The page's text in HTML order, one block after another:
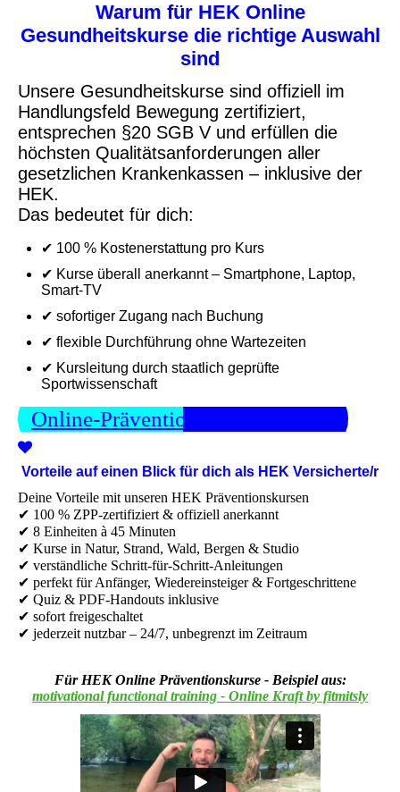
Warum für HEK Online
Gesundheitskurse die richtige Auswahl
sind
Unsere Gesundheitskurse sind offiziell im
Handlungsfeld Bewegung zertifiziert,
entsprechen §20 SGB V und erfüllen die
höchsten Qualitätsanforderungen aller
gesetzlichen Krankenkassen – inklusive der
HEK.
Das bedeutet für dich:
✔ 100 % Kostenerstattung pro Kurs
✔ Kurse überall anerkannt – Smartphone, Laptop,
Smart-TV
✔ sofortiger Zugang nach Buchung
✔ flexible Durchführung ohne Wartezeiten
✔ Kursleitung durch staatlich geprüfte
Sportwissenschaft
Online-Präventionskurse ansehen
Vorteile auf einen Blick für dich als HEK Versicherte/r
Deine Vorteile mit unseren HEK Präventionskursen
✔ 100 % ZPP-zertifiziert & offiziell anerkannt
✔ 8 Einheiten à 45 Minuten
✔ Kurse in Natur, Strand, Wald, Bergen & Studio
✔ verständliche Schritt-für-Schritt-Anleitungen
✔ perfekt für Anfänger, Wiedereinsteiger & Fortgeschrittene
✔ Quiz & PDF-Handouts inklusive
✔ sofort freigeschaltet
✔ jederzeit nutzbar – 24/7, unbegrenzt im Zeitraum
Für HEK Online Präventionskurse - Beispiel aus:
motivational functional training - Online Kraft by fitmitsly